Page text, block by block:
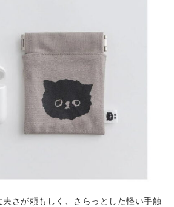
さが頼もしく、さらっとした軽い手触